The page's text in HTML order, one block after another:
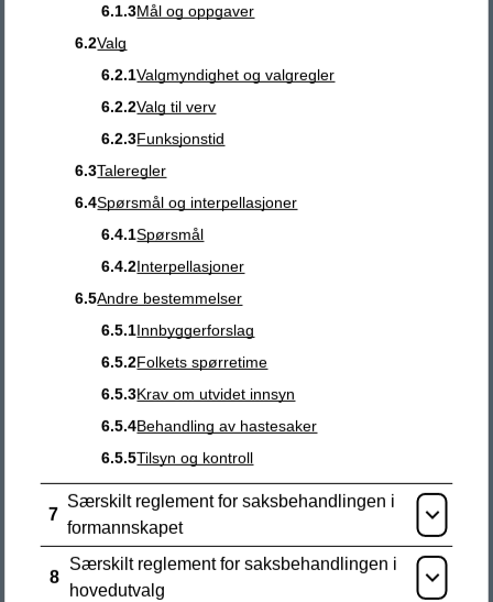
Besøksadresse
Trysil rådhus
Storvegen 5
2420 Trysil
Finn vegen
Postadresse
Trysil kommune
Postboks 200
2421 Trysil
Fakturaadresse:fakturamottak@trysil.kommune.no
Organisasjonsnummer.:
Kommunenummer:
6.1.3Mål og oppgaver
6.2Valg
6.2.1Valgmyndighet og valgregler
6.2.2Valg til verv
6.2.3Funksjonstid
6.3Taleregler
6.4Spørsmål og interpellasjoner
6.4.1Spørsmål
6.4.2Interpellasjoner
6.5Andre bestemmelser
6.5.1Innbyggerforslag
6.5.2Folkets spørretime
6.5.3Krav om utvidet innsyn
6.5.4Behandling av hastesaker
6.5.5Tilsyn og kontroll
7
Særskilt reglement for saksbehandlingen i
formannskapet
Åpne
8
Særskilt reglement for saksbehandlingen i
hovedutvalg
Åpne